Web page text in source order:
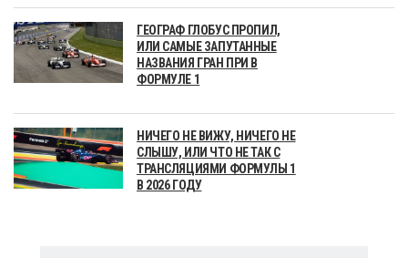
ГЕОГРАФ ГЛОБУС ПРОПИЛ,
ИЛИ САМЫЕ ЗАПУТАННЫЕ
НАЗВАНИЯ ГРАН ПРИ В
ФОРМУЛЕ 1
НИЧЕГО НЕ ВИЖУ, НИЧЕГО НЕ
СЛЫШУ, ИЛИ ЧТО НЕ ТАК С
ТРАНСЛЯЦИЯМИ ФОРМУЛЫ 1
В 2026 ГОДУ